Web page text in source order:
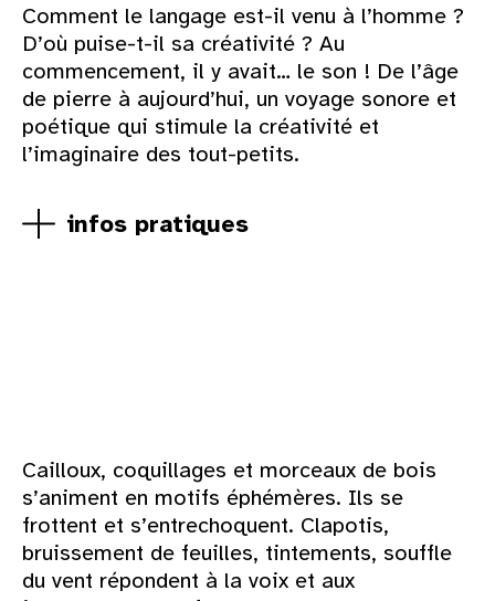
Comment le langage est-il venu à l’homme ?
D’où puise-t-il sa créativité ? Au
commencement, il y avait… le son ! De l’âge
de pierre à aujourd’hui, un voyage sonore et
poétique qui stimule la créativité et
l’imaginaire des tout-petits.
Cailloux, coquillages et morceaux de bois
s’animent en motifs éphémères. Ils se
frottent et s’entrechoquent. Clapotis,
bruissement de feuilles, tintements, souffle
du vent répondent à la voix et aux
infos pratiques